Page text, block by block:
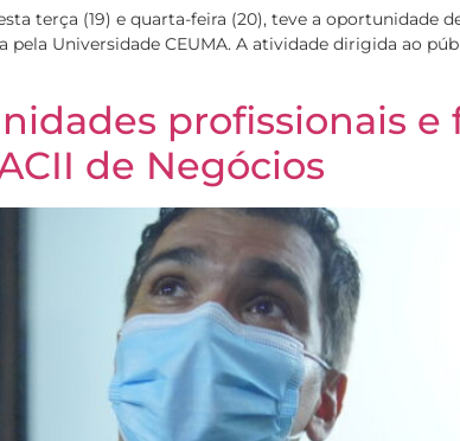
terça (19) e quarta-feira (20), teve a oportunidade
Universidade CEUMA. A atividade dirigida ao
profissionais e
de Negócios